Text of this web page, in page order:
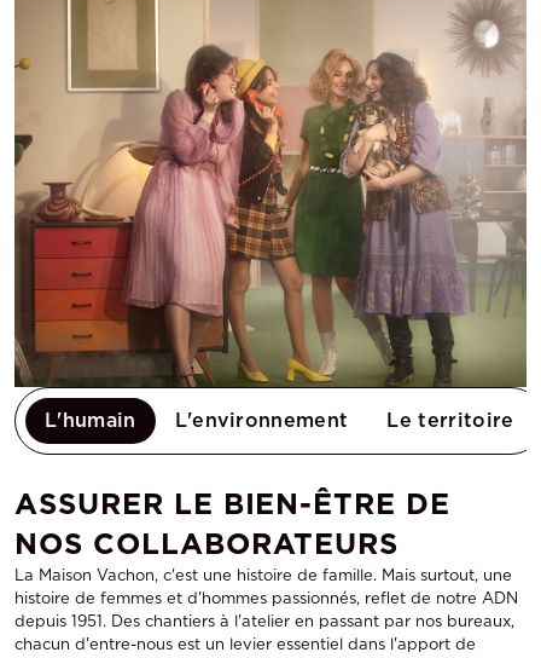
L'humain L'environnement Le territoire
ASSURER LE BIEN-ÊTRE DE
NOS COLLABORATEURS
La Maison Vachon, c'est une histoire de famille. Mais surtout, une
histoire de femmes et d'hommes passionnés, reflet de notre ADN
depuis 1951. Des chantiers à l'atelier en passant par nos bureaux,
chacun d'entre-nous est un levier essentiel dans l'apport de